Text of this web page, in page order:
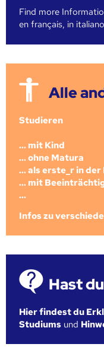
Find more
en français, in
Alle
Studieren
... mit Kind
... ohne Matura
... als erste_r in der
... mit
...
Infos zu
Hast
Hier findest du
Studiums und